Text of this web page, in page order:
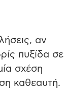
αν
πυξίδα σε
σχέση
καθεαυτή.